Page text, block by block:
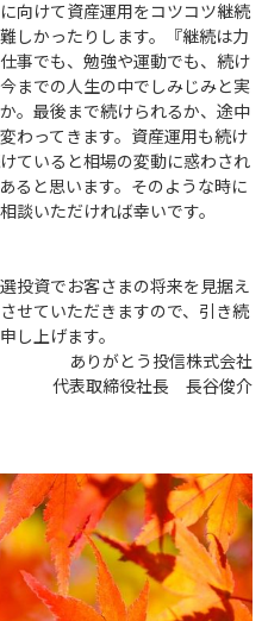
向けて資産運用をコツコツ継続
しかったりします。『継続は力
事でも、勉強や運動でも、続け
までの人生の中でしみじみと実
。最後まで続けられるか、途中
わってきます。資産運用も続け
ていると相場の変動に惑わされ
ると思います。そのような時に
談いただければ幸いです。
投資でお客さまの将来を見据え
せていただきますので、引き続
し上げます。
ありがとう投信株式会社
代表取締役社長 長谷俊介